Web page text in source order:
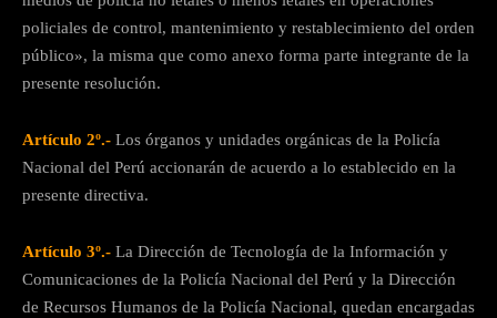
policiales de control, mantenimiento y restablecimiento del orden
público», la misma que como anexo forma parte integrante de la
presente resolución.
Artículo 2º.- Los órganos y unidades orgánicas de la Policía
Nacional del Perú accionarán de acuerdo a lo establecido en la
presente directiva.
Artículo 3º.- La Dirección de Tecnología de la Información y
Comunicaciones de la Policía Nacional del Perú y la Dirección
de Recursos Humanos de la Policía Nacional, quedan encargadas